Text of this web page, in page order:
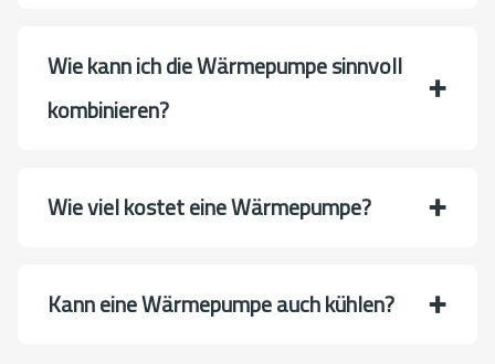
Wie kann ich die Wärmepumpe sinnvoll
kombinieren?
Wie viel kostet eine Wärmepumpe?
Kann eine Wärmepumpe auch kühlen?